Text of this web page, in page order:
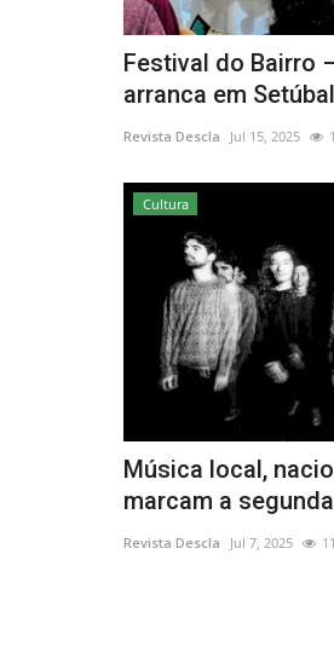
Festival do Bairro
arranca em Setúbal
Revista Descla Jul 15, 2025
Cultura
Música local,
marcam a
Revista Descla Jul 7, 2025